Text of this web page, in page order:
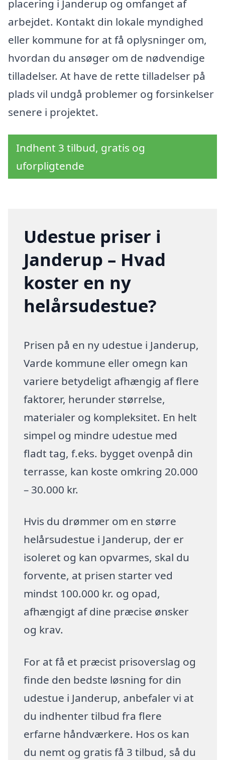
placering i Janderup og omfanget af
arbejdet. Kontakt din lokale myndighed
eller kommune for at få oplysninger om,
hvordan du ansøger om de nødvendige
tilladelser. At have de rette tilladelser på
plads vil undgå problemer og forsinkelser
senere i projektet.
Indhent 3 tilbud, gratis og
uforpligtende
Udestue priser i
Janderup – Hvad
koster en ny
helårsudestue?
Prisen på en ny udestue i Janderup,
Varde kommune eller omegn kan
variere betydeligt afhængig af flere
faktorer, herunder størrelse,
materialer og kompleksitet. En helt
simpel og mindre udestue med
fladt tag, f.eks. bygget ovenpå din
terrasse, kan koste omkring 20.000
– 30.000 kr.
Hvis du drømmer om en større
helårsudestue i Janderup, der er
isoleret og kan opvarmes, skal du
forvente, at prisen starter ved
mindst 100.000 kr. og opad,
afhængigt af dine præcise ønsker
og krav.
For at få et præcist prisoverslag og
finde den bedste løsning for din
udestue i Janderup, anbefaler vi at
du indhenter tilbud fra flere
erfarne håndværkere. Hos os kan
du nemt og gratis få 3 tilbud, så du